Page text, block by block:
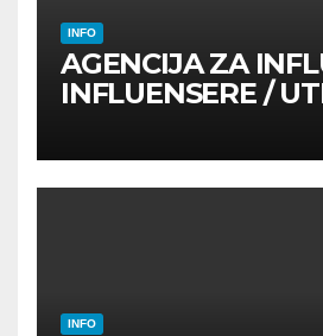
INFO
AGENCIJA ZA
INFLUENSERE /
INFO